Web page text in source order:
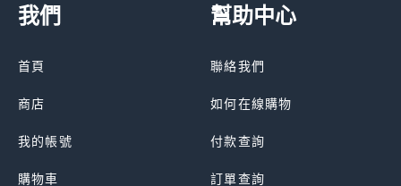
我們
首頁
商店
我的帳號
購物車
幫助中心
聯絡我們
如何在線購物
付款查詢
訂單查詢